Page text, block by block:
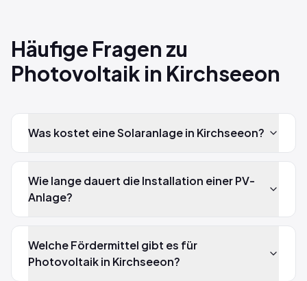
Häufige Fragen zu
Photovoltaik in Kirchseeon
Was kostet eine Solaranlage in Kirchseeon?
Wie lange dauert die Installation einer PV-
Anlage?
Welche Fördermittel gibt es für
Photovoltaik in Kirchseeon?